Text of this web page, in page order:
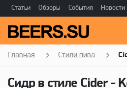
Статьи Обзоры События Новости
Главная Стили пива
Сидр в стиле Cider - Keeved /